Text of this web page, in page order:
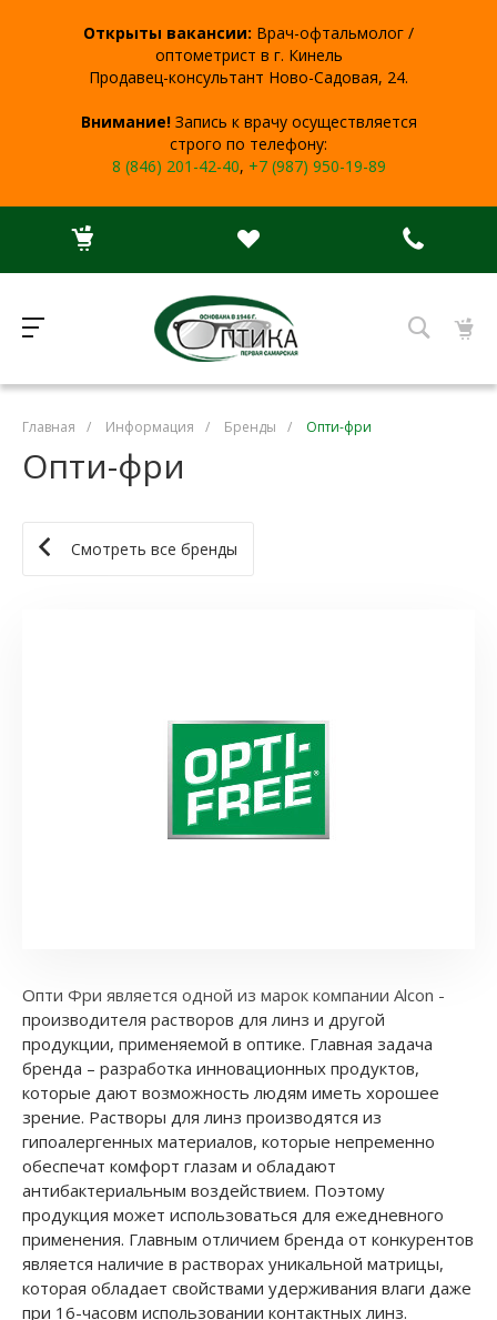
Открыты вакансии: Врач-офтальмолог /
оптометрист в г. Кинель
Продавец-консультант Ново-Садовая, 24.
Внимание!Запись к врачу осуществляется
строго по телефону:
8 (846) 201-42-40, +7 (987) 950-19-89
Главная / Информация / Бренды / Опти-фри
Опти-фри
Смотреть все бренды
Опти Фри является одной из марок компании Alcon -
производителя растворов для линз и другой
продукции, применяемой в оптике. Главная задача
бренда – разработка инновационных продуктов,
которые дают возможность людям иметь хорошее
зрение. Растворы для линз производятся из
гипоалергенных материалов, которые непременно
обеспечат комфорт глазам и обладают
антибактериальным воздействием. Поэтому
продукция может использоваться для ежедневного
применения. Главным отличием бренда от конкурентов
является наличие в растворах уникальной матрицы,
которая обладает свойствами удерживания влаги даже
при 16-часовм использовании контактных линз.